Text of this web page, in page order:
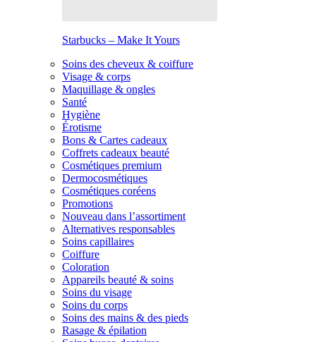
Starbucks – Make It Yours
Soins des cheveux & coiffure
Visage & corps
Maquillage & ongles
Santé
Hygiène
Érotisme
Bons & Cartes cadeaux
Coffrets cadeaux beauté
Cosmétiques premium
Dermocosmétiques
Cosmétiques coréens
Promotions
Nouveau dans l’assortiment
Alternatives responsables
Soins capillaires
Coiffure
Coloration
Appareils beauté & soins
Soins du visage
Soins du corps
Soins des mains & des pieds
Rasage & épilation